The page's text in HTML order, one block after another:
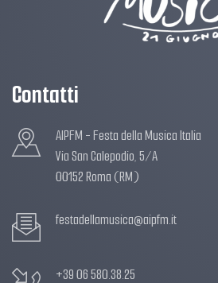
Contatti
AIPFM - Festa della Musica Italia
Via San Calepodio, 5/A
00152 Roma (RM)
festadellamusica@aipfm.it
+39 06 580.38.25